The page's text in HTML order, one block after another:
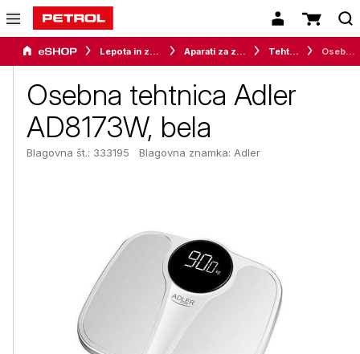
Lepota in zdravje Aparati za zdravje Tehtnice
Osebna tehtnica Adler
AD8173W, bela
Blagovna št.: 333195 Blagovna znamka: Adler